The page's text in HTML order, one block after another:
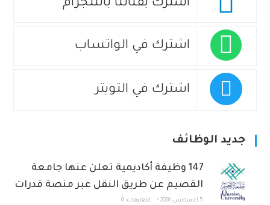
اشترك بقناتنا بالتلجرام
اشترك في الواتساب
اشترك في التويتر
جديد الوظائف
147 وظيفة أكاديمية تعلن عنها جامعة
القصيم عن طريق النقل عبر منصة قدرات
5 أغسطس، 2026 / التعليقات: 0